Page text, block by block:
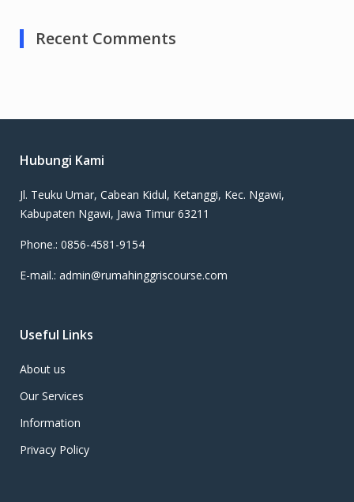
Recent Comments
Hubungi Kami
Jl. Teuku Umar, Cabean Kidul, Ketanggi, Kec. Ngawi,
Kabupaten Ngawi, Jawa Timur 63211
Phone.: 0856-4581-9154
E-mail.: admin@rumahinggriscourse.com
Useful Links
About us
Our Services
Information
Privacy Policy